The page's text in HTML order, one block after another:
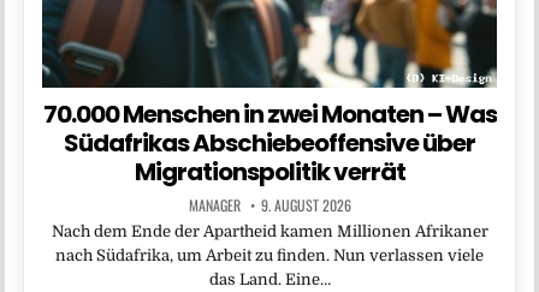
70.000 Menschen in zwei Monaten – Was
Südafrikas Abschiebeoffensive über
Migrationspolitik verrät
MANAGER 9. AUGUST 2026
Nach dem Ende der Apartheid kamen Millionen Afrikaner
nach Südafrika, um Arbeit zu finden. Nun verlassen viele
das Land. Eine…